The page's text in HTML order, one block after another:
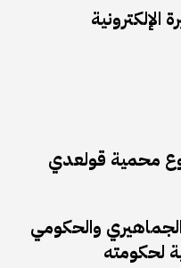
محمية قولعدي
والحكومي
لحكومته